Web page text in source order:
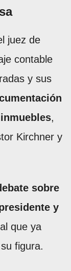
juez de
contable
y sus
,
Kirchner y
sobre
y
que ya
figura.